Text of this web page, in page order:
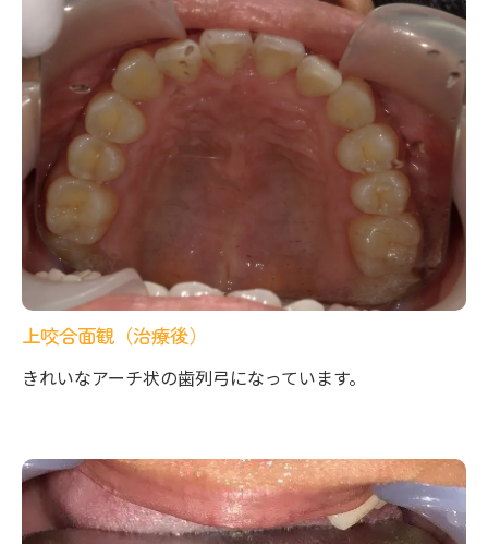
上咬合面観（治療後）
きれいなアーチ状の歯列弓になっています。